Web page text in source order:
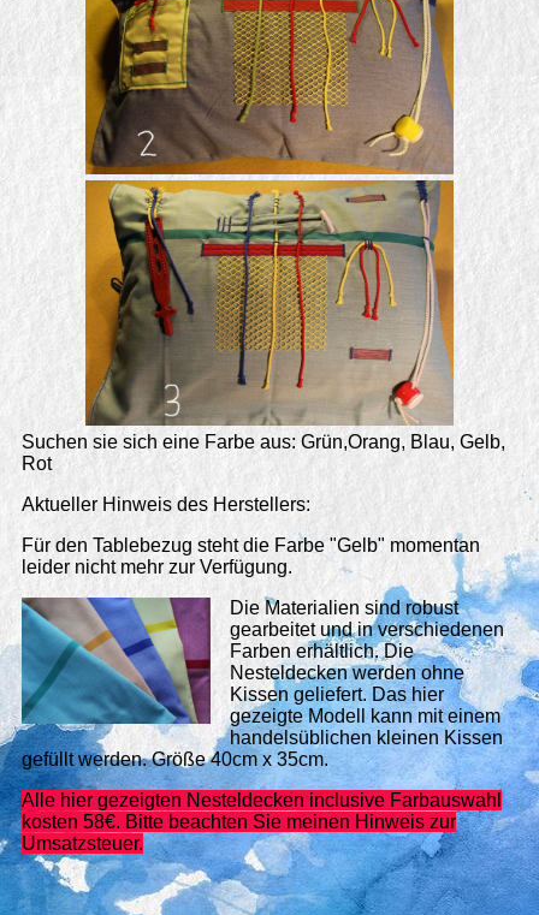
Suchen sie sich eine Farbe aus: Grün,Orang, Blau, Gelb,
Rot
Aktueller Hinweis des Herstellers:
Für den Tablebezug steht die Farbe "Gelb" momentan
leider nicht mehr zur Verfügung.
Die Materialien sind robust
gearbeitet und in verschiedenen
Farben erhältlich. Die
Nesteldecken werden ohne
Kissen geliefert. Das hier
gezeigte Modell kann mit einem
handelsüblichen kleinen Kissen
gefüllt werden. Größe 40cm x 35cm.
Alle hier gezeigten Nesteldecken inclusive Farbauswahl
kosten 58€. Bitte beachten Sie meinen Hinweis zur
Umsatzsteuer.